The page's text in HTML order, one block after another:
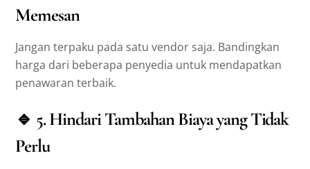
Memesan
Jangan terpaku pada satu vendor saja. Bandingkan
harga dari beberapa penyedia untuk mendapatkan
penawaran terbaik.
🔹 5. Hindari Tambahan Biaya yang Tidak
Perlu